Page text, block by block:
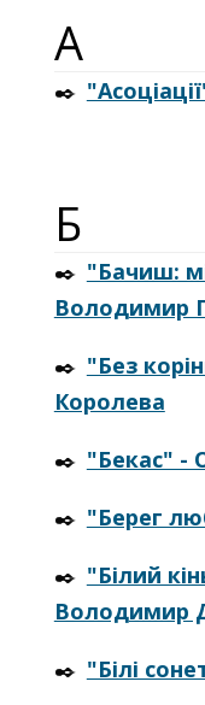
А
✒️
Б
✒️ "Бачиш:
Володимир
✒️ "Без
Королева
✒️ "Бекас" -
✒️ "Берег
✒️ "Білий
Володимир
✒️ "Білі